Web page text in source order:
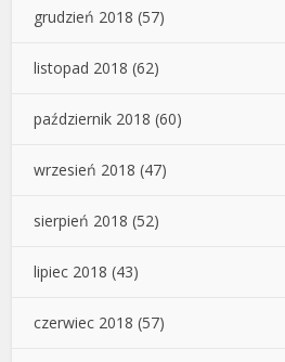
grudzień 2018 (57)
listopad 2018 (62)
październik 2018 (60)
wrzesień 2018 (47)
sierpień 2018 (52)
lipiec 2018 (43)
czerwiec 2018 (57)